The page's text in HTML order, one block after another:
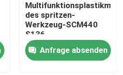
des spritzen-
Werkzeug-SCM440
S136
Anfrage absenden